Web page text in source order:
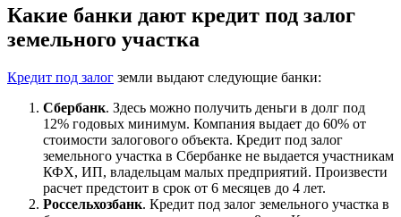
Какие банки дают кредит под залог
земельного участка
Кредит под залог земли выдают следующие банки:
Сбербанк. Здесь можно получить деньги в долг под
12% годовых минимум. Компания выдает до 60% от
стоимости залогового объекта. Кредит под залог
земельного участка в Сбербанке не выдается участникам
КФХ, ИП, владельцам малых предприятий. Произвести
расчет предстоит в срок от 6 месяцев до 4 лет.
Россельхозбанк. Кредит под залог земельного участка в